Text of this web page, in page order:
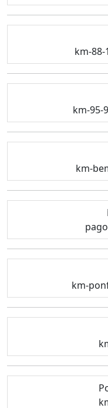
km-88-
km-95-
km-
km-